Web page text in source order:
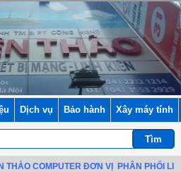
Dịch vụ Bảo hành Xây máy tính
COMPUTER ĐƠN VỊ PHÂN PHỐI LINH